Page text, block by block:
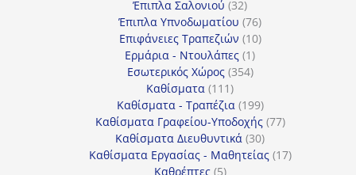
Έπιπλα Σαλονιού 3232
προϊόντα
Έπιπλα Υπνοδωματίου 7676
προϊόντα
Επιφάνειες Τραπεζιών 1010
Ερμάρια - Ντουλάπες 11
προϊόν
Εσωτερικός Χώρος 354354
Καθίσματα 111111
προϊόντα
Καθίσματα - Τραπέζια 199199
προϊόντα
Καθίσματα Γραφείου-Υποδοχής 7777
Καθίσματα Διευθυντικά 3030
προϊόντα
Καθίσματα Εργασίας - Μαθητείας 1717
Καθρέπτες 55